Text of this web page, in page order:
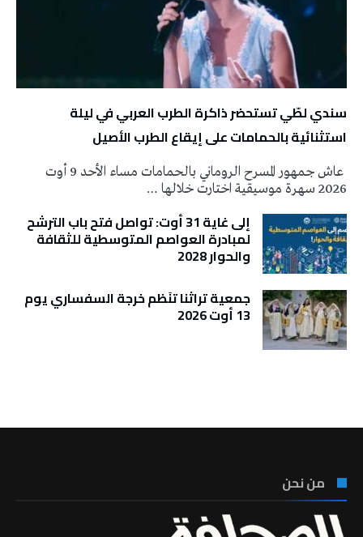
سندي لطّي تستحضر ذاكرة الطرب العربي في ليلة
استثنائية بالحمامات على إيقاع الطرب الأصيل
عاش جمهور المسرح الروماني بالحمامات مساء الأحد 9 أوت
2026 سهرة موسيقية اختارت خلالها …
إلى غاية 31 أوت: تواصل فتح باب الترشح
لمبادرة العواصم المتوسطية للثقافة
والحوار 2028
جمعية تراثنا تنَظم خرجة السفساري يوم
13 أوت 2026
من نحن